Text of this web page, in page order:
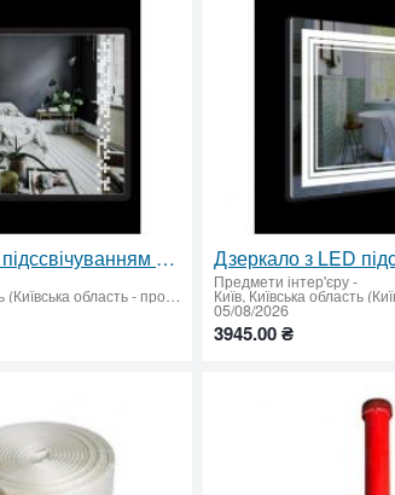
Дзеркало з LED підссвічуванням 600х800мм
Київ, Київська область (Київська область - продати купити)
Предмети інтер'єру-
05/08/2026
3945.00 ₴